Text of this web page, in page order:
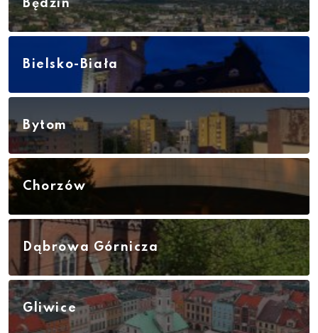
Będzin
Bielsko-Biała
Bytom
Chorzów
Dąbrowa Górnicza
Gliwice